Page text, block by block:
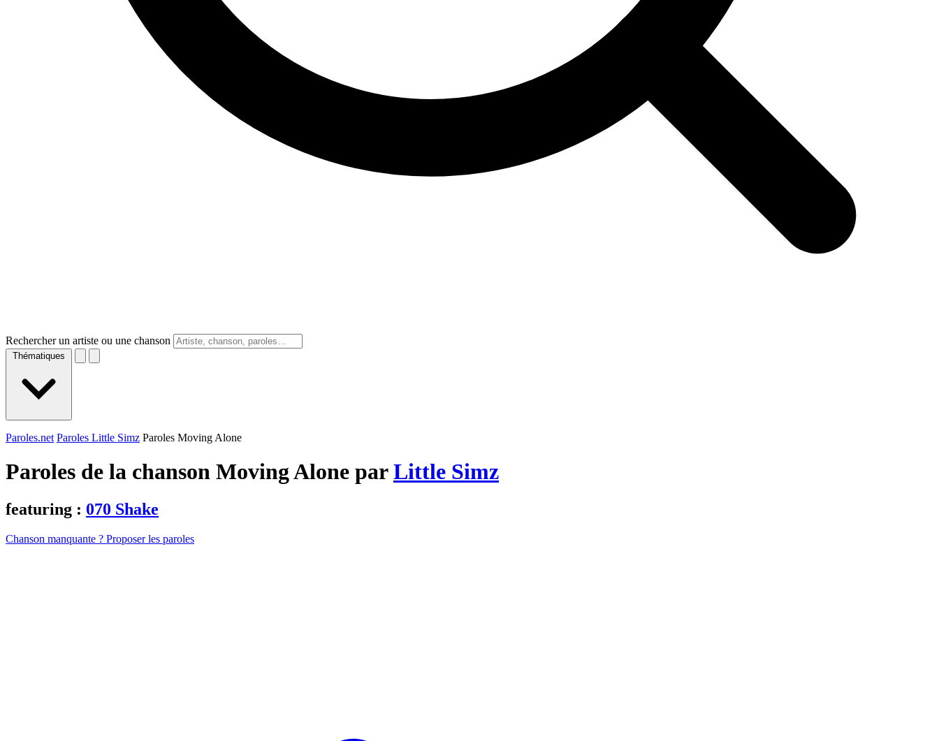
Rechercher un artiste ou une chanson
Thématiques
Paroles.net Paroles Little Simz Paroles Moving Alone
Paroles de la chanson Moving Alone parLittle Simz
featuring : 070 Shake
Chanson manquante ? Proposer les paroles